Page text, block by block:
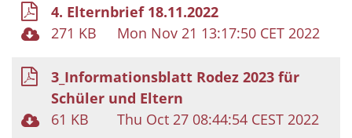
4. Elternbrief 18.11.2022
271 KB
Mon Nov 21 13:17:50 CET 2022
3_Informationsblatt Rodez 2023 für
Schüler und Eltern
61 KB
Thu Oct 27 08:44:54 CEST 2022